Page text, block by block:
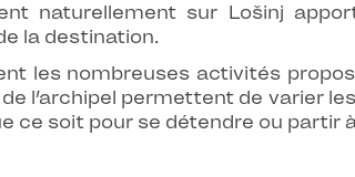
naturellement sur Lošinj
la destination.
les nombreuses activités
l’archipel permettent de varier
ce soit pour se détendre ou partir à